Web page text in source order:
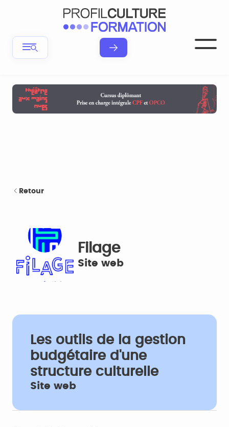
Retour
Filage
Site web
Les outils de la gestion
budgétaire d'une
structure culturelle
Site web